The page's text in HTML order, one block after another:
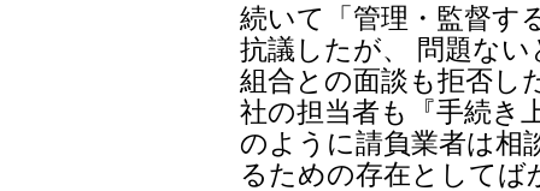
続いて「管理・監督す
抗議したが、 問題な
組合との面談も拒否し
社の担当者も『手続き
のように請負業者は相
るための存在としてば